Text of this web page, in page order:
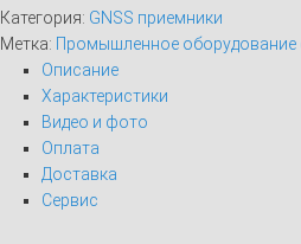
Категория: GNSS приемники
Метка: Промышленное оборудование
Описание
Характеристики
Видео и фото
Оплата
Доставка
Сервис